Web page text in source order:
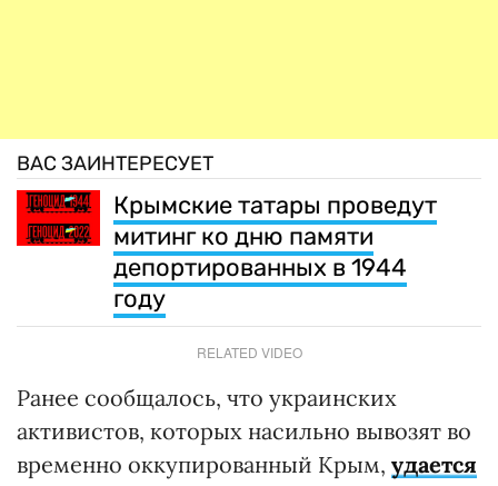
ВАС ЗАИНТЕРЕСУЕТ
Крымские татары проведут
митинг ко дню памяти
депортированных в 1944
году
RELATED VIDEO
Ранее сообщалось, что украинских
активистов, которых насильно вывозят во
временно оккупированный Крым, удается